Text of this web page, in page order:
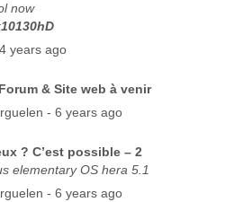
now
4 years ago
& Site web à venir
- 6 years ago
? C’est possible – 2
elementary OS hera 5.1
- 6 years ago